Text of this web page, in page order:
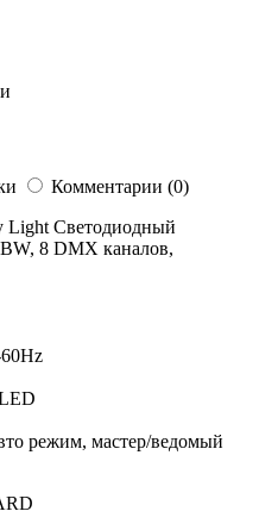
Комментарии (0)
Светодиодный
8 DMX каналов,
режим, мастер/ведомый